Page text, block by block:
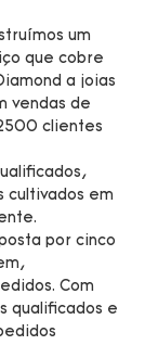
um
que cobre
a joias
vendas de
clientes
cultivados em
por cinco
Com
qualificados e